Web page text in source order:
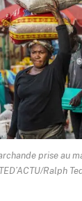
prise au
TED’ACTU/Ralph